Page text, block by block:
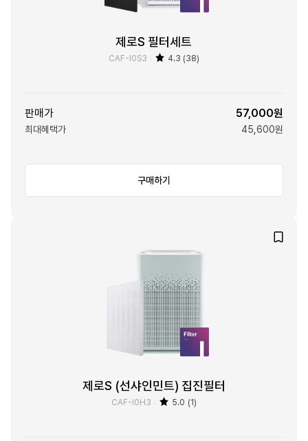
제로S 필터세트
CAF-I0S3 4.3 (38)
판매가 57,000원
최대혜택가 45,600원
구매하기
제로S (선샤인민트) 집진필터
CAF-I0H3 5.0 (1)